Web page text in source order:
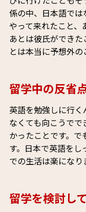
係の中、日本語で
やって来れたこと、
あとは彼氏ができ
とは本当に予想外の
留学中の反省
英語を勉強しに行
なくても向こうで
かったことです。
す。日本で英語を
での生活は楽になり
留学を検討し